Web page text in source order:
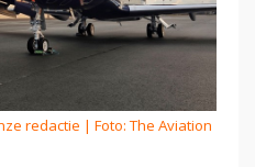
redactie | Foto: The Aviation